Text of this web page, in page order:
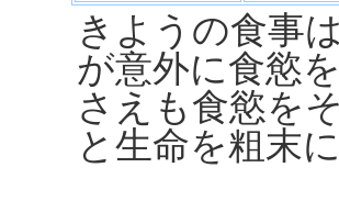
きようの食事
が意外に食慾
さえも食慾を
と生命を粗末